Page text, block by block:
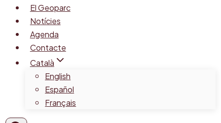
El Geoparc
Notícies
Agenda
Contacte
Català
English
Español
Français